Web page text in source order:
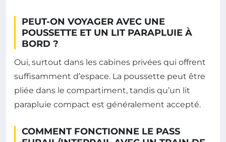
PEUT-ON VOYAGER AVEC UNE
POUSSETTE ET UN LIT PARAPLUIE À
BORD ?
Oui, surtout dans les cabines privées qui offrent
suffisamment d’espace. La poussette peut être
pliée dans le compartiment, tandis qu’un lit
parapluie compact est généralement accepté.
COMMENT FONCTIONNE LE PASS